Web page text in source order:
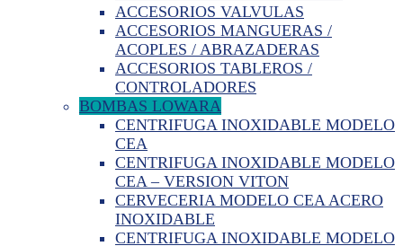
ACCESORIOS VALVULAS
ACCESORIOS MANGUERAS /
ACOPLES / ABRAZADERAS
ACCESORIOS TABLEROS /
CONTROLADORES
BOMBAS LOWARA
CENTRIFUGA INOXIDABLE MODELO
CEA
CENTRIFUGA INOXIDABLE MODELO
CEA – VERSION VITON
CERVECERIA MODELO CEA ACERO
INOXIDABLE
CENTRIFUGA INOXIDABLE MODELO